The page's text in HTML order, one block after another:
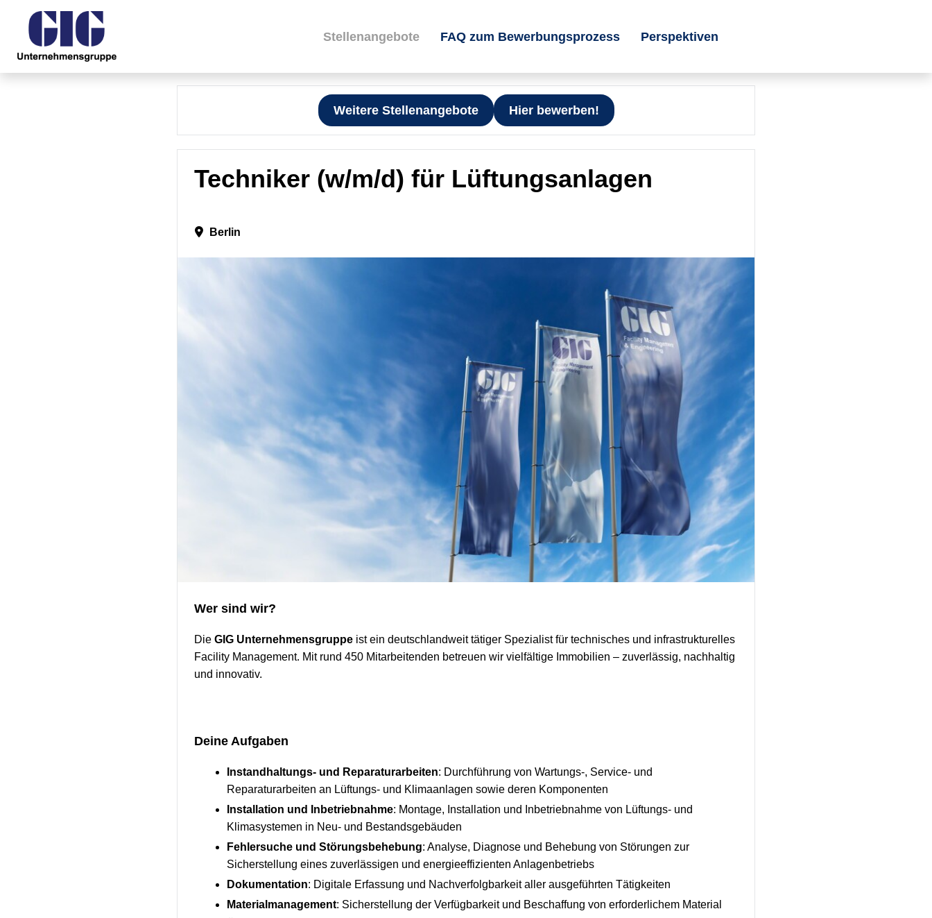
Stellenangebote FAQ zum Bewerbungsprozess Perspektiven
Weitere Stellenangebote Hier bewerben!
Techniker (w/m/d) für Lüftungsanlagen
Berlin
Wer sind wir?
Die GIG Unternehmensgruppe ist ein deutschlandweit tätiger Spezialist für technisches und infrastrukturelles
Facility Management. Mit rund 450 Mitarbeitenden betreuen wir vielfältige Immobilien – zuverlässig, nachhaltig
und innovativ.
Deine Aufgaben
Instandhaltungs- und Reparaturarbeiten: Durchführung von Wartungs-, Service- und
Reparaturarbeiten an Lüftungs- und Klimaanlagen sowie deren Komponenten
Installation und Inbetriebnahme: Montage, Installation und Inbetriebnahme von Lüftungs- und
Klimasystemen in Neu- und Bestandsgebäuden
Fehlersuche und Störungsbehebung: Analyse, Diagnose und Behebung von Störungen zur
Sicherstellung eines zuverlässigen und energieeffizienten Anlagenbetriebs
Dokumentation: Digitale Erfassung und Nachverfolgbarkeit aller ausgeführten Tätigkeiten
Materialmanagement: Sicherstellung der Verfügbarkeit und Beschaffung von erforderlichem Material